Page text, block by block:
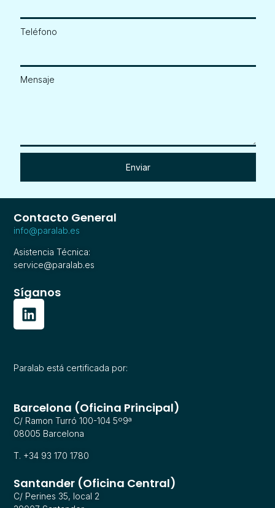
Teléfono
Mensaje
Enviar
Contacto General
info@paralab.es
Asistencia Técnica:
service@paralab.es
Síganos
Paralab está certificada por:
Barcelona (Oficina Principal)
C/ Ramon Turró 100-104 5º9ª
08005 Barcelona
T. +34 93 170 1780
Santander (Oficina Central)
C/ Perines 35, local 2